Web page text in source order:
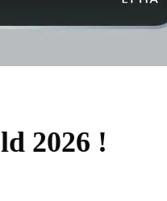
2026 !